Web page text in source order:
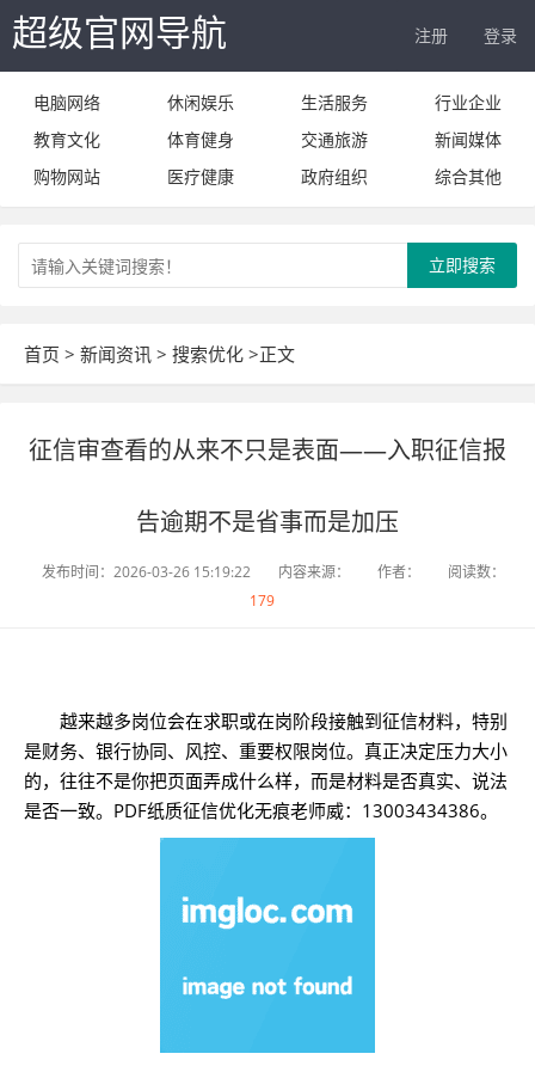
超级官网导航 注册 登录
电脑网络 休闲娱乐 生活服务
行业企业
教育文化
体育健身 交通旅游
新闻媒体
购物网站
医疗健康 政府组织 综合其他
立即搜索
首页 > 新闻资讯 > 搜索优化 >正文
征信审查看的从来不只是表面——入职征信报
告逾期不是省事而是加压
发布时间：2026-03-26 15:19:22 内容来源： 作者：
阅读数：
179
越来越多岗位会在求职或在岗阶段接触到征信材料，特别
是财务、银行协同、风控、重要权限岗位。真正决定压力大小
的，往往不是你把页面弄成什么样，而是材料是否真实、说法
是否一致。PDF纸质征信优化无痕老师威：13003434386。